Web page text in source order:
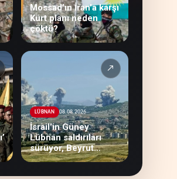
Mossad’ın İran'a karşı
Kürt planı neden
çöktü?
↗
LÜBNAN 08.08.2026
İsrail’in Güney
Lübnan saldırıları
sürüyor, Beyrut
suskun